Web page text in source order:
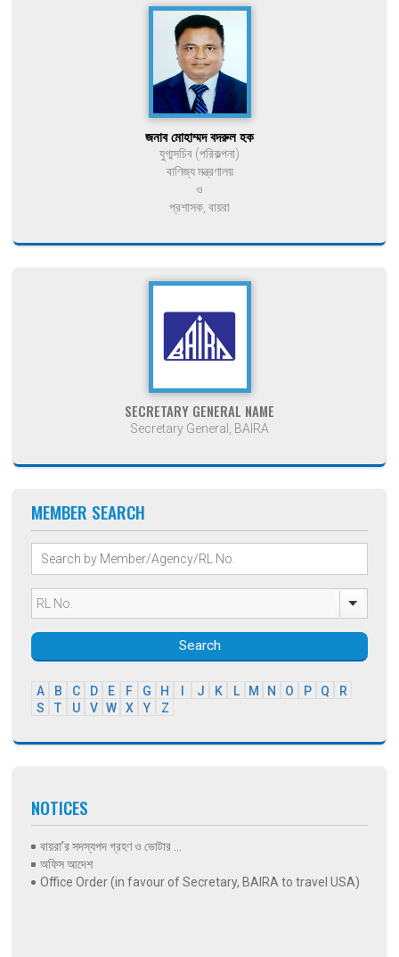
জনাব মোহাম্মদ বদরুল হক
যুগ্মসচিব (পরিকল্পনা)
বাণিজ্য মন্ত্রণালয়
ও
প্রশাসক, বায়রা
SECRETARY GENERAL NAME
Secretary General, BAIRA
MEMBER SEARCH
Search
A B C D E F G H J K L M N O P Q
R
S
T U V W X Y Z
NOTICES
বায়রা’র সদস্যপদ গ্রহণ ও ভোটার ...
অফিস আদেশ
Office Order (in favour of Secretary, BAIRA to travel USA)